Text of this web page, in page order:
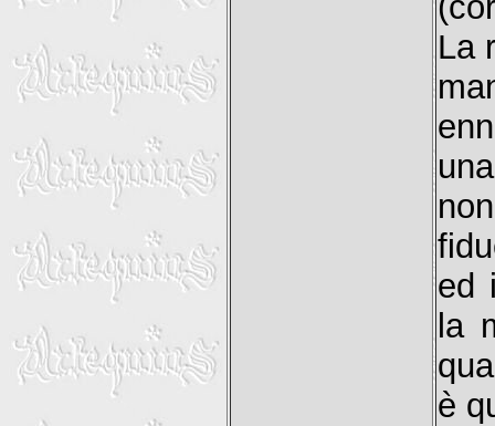
La
ed
la
è